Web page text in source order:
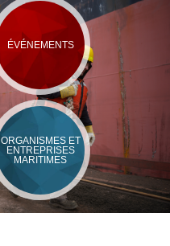
ÉVÉNEMENTS
ORGANISMES ET
ENTREPRISES
MARITIMES